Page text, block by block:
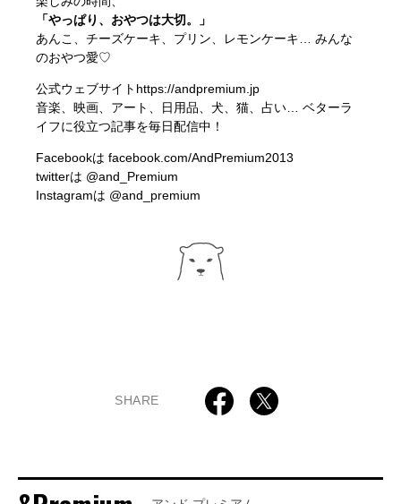
「やっぱり、おやつは大切。」
あんこ、チーズケーキ、プリン、レモンケーキ… みんな
のおやつ愛♡
公式ウェブサイト https://andpremium.jp
音楽、映画、アート、日用品、犬、猫、占い… ベターラ
イフに役立つ記事を毎日配信中！
Facebookはfacebook.com/AndPremium2013
twitterは @and_Premium
Instagramは @and_premium
SHARE